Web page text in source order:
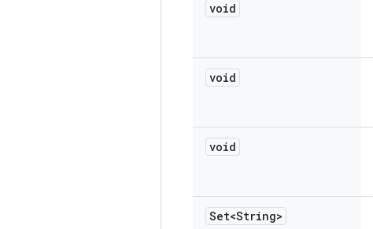
void
void
void
Set<String>